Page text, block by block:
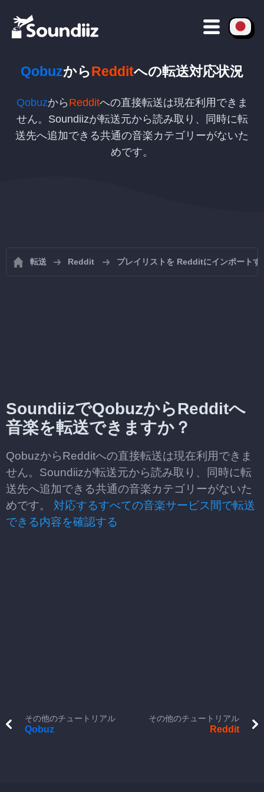
QobuzからRedditへの転送対応状況
Qobuzから Redditへの直接転送は現在利用できま
せん。Soundiizが転送元から読み取り、同時に転
送先へ追加できる共通の音楽カテゴリーがないた
めです。
転送 Reddit プレイリストを Redditにインポートす
SoundiizでQobuzからRedditへ
音楽を転送できますか？
QobuzからRedditへの直接転送は現在利用できま
せん。Soundiizが転送元から読み取り、同時に転
送先へ追加できる共通の音楽カテゴリーがないた
めです。 対応するすべての音楽サービス間で転送
できる内容を確認する
その他のチュートリアル
Qobuz
その他のチュートリアル
Reddit